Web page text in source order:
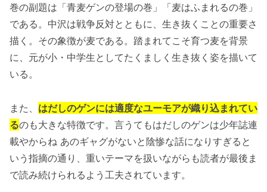
巻の副題は「青麦ゲンの登場の巻」「麦はふまれるの巻」
である。中沢は戦争反対とともに、生き抜くことの重要さ
描く。その象徴が麦である。踏まれてこそ育つ麦を背景
に、元が小・中学生としてたくましく生き抜く姿を描いて
いる。
また、 はだしのゲンには適度なユーモアが織り込まれてい
るのも大きな特徴です。言うてもはだしのゲンは少年誌連
載やからね あのギャグがないと陰惨な話になりすぎると
いう指摘の通り、重いテーマを扱いながらも読者が最後ま
で読み続けられるよう工夫されています。